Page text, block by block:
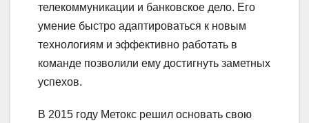
телекоммуникации и банковское дело. Его
умение быстро адаптироваться к новым
технологиям и эффективно работать в
команде позволили ему достигнуть заметных
успехов.
В 2015 году Метокс решил основать свою